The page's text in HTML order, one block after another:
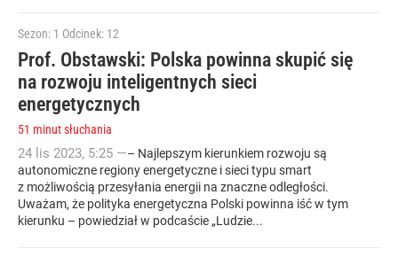
Sezon: 1 Odcinek: 12
Prof. Obstawski: Polska powinna skupić się
na rozwoju inteligentnych sieci
energetycznych
51 minut słuchania
24 lis 2023, 5:25 —– Najlepszym kierunkiem rozwoju są
autonomiczne regiony energetyczne i sieci typu smart
z możliwością przesyłania energii na znaczne odległości.
Uważam, że polityka energetyczna Polski powinna iść w tym
kierunku – powiedział w podcaście „Ludzie...